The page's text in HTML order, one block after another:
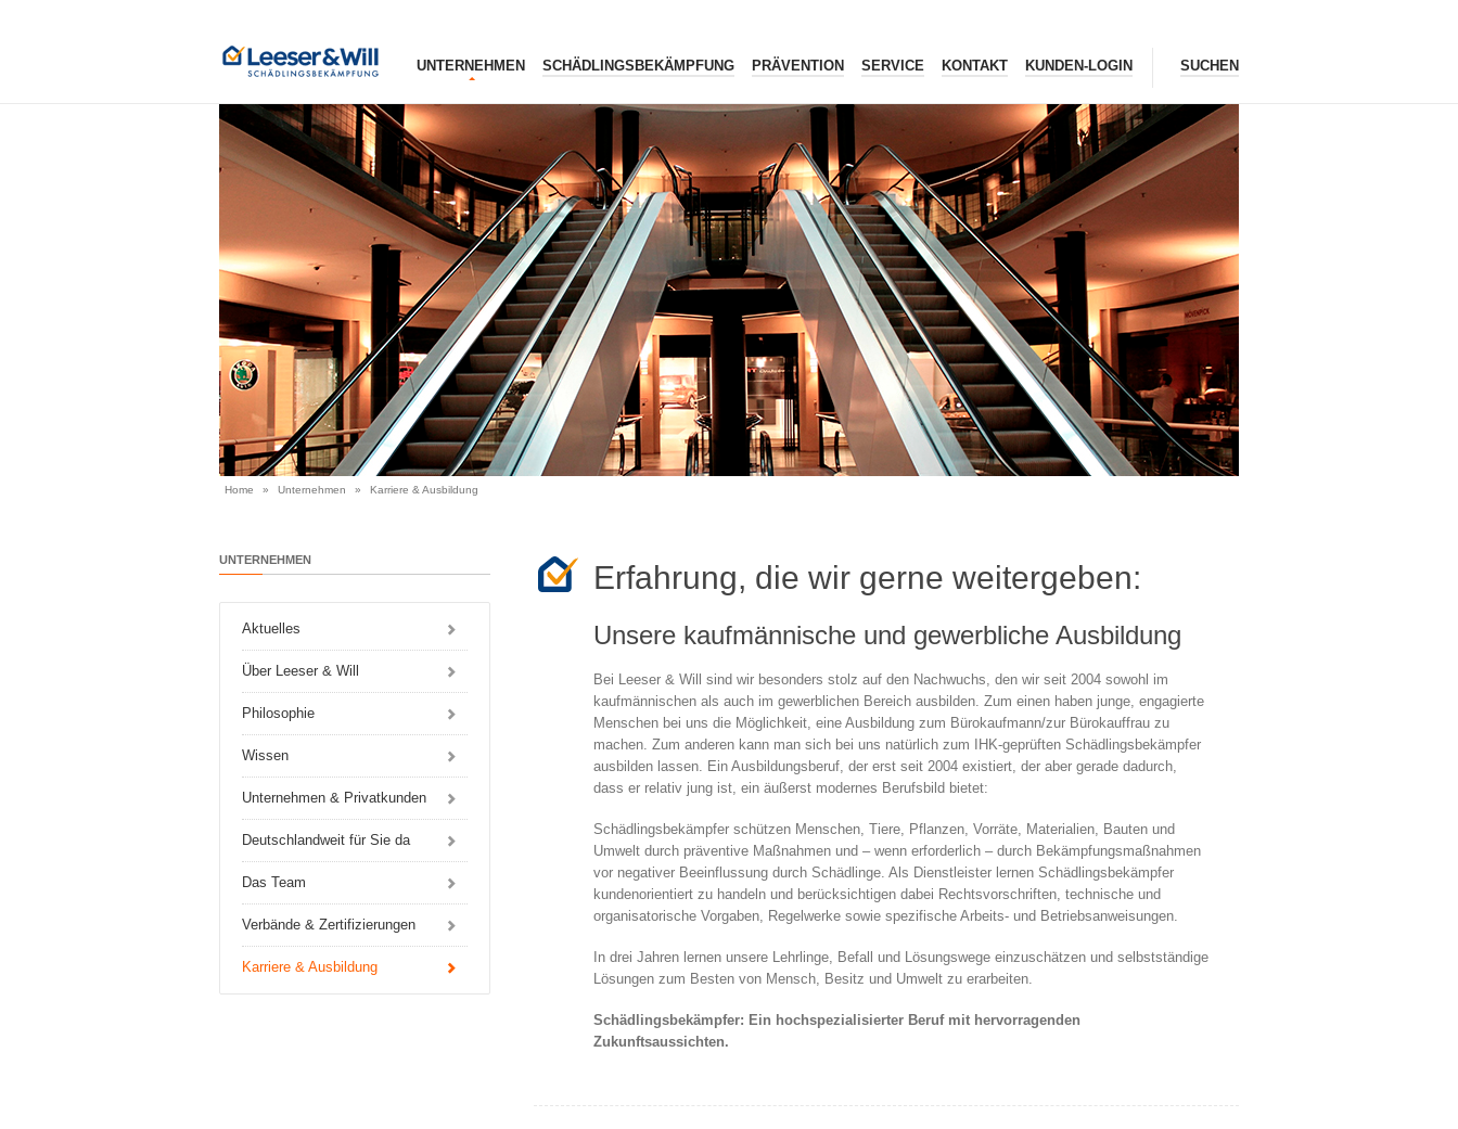
UNTERNEHMEN SCHÄDLINGSBEKÄMPFUNG PRÄVENTION SERVICE KONTAKT KUNDEN-LOGIN SUCHEN
Home » Unternehmen » Karriere & Ausbildung
Erfahrung, die wir gerne weitergeben:
Unsere kaufmännische und gewerbliche Ausbildung
Bei Leeser & Will sind wir besonders stolz auf den Nachwuchs, den wir seit 2004 sowohl im
kaufmännischen als auch im gewerblichen Bereich ausbilden. Zum einen haben junge, engagierte
Menschen bei uns die Möglichkeit, eine Ausbildung zum Bürokaufmann/zur Bürokauffrau zu
machen. Zum anderen kann man sich bei uns natürlich zum IHK-geprüften Schädlingsbekämpfer
ausbilden lassen. Ein Ausbildungsberuf, der erst seit 2004 existiert, der aber gerade dadurch,
dass er relativ jung ist, ein äußerst modernes Berufsbild bietet:
Schädlingsbekämpfer schützen Menschen, Tiere, Pflanzen, Vorräte, Materialien, Bauten und
Umwelt durch präventive Maßnahmen und – wenn erforderlich – durch Bekämpfungsmaßnahmen
vor negativer Beeinflussung durch Schädlinge. Als Dienstleister lernen Schädlingsbekämpfer
kundenorientiert zu handeln und berücksichtigen dabei Rechtsvorschriften, technische und
organisatorische Vorgaben, Regelwerke sowie spezifische Arbeits- und Betriebsanweisungen.
In drei Jahren lernen unsere Lehrlinge, Befall und Lösungswege einzuschätzen und selbstständige
Lösungen zum Besten von Mensch, Besitz und Umwelt zu erarbeiten.
Schädlingsbekämpfer: Ein hochspezialisierter Beruf mit hervorragenden
Zukunftsaussichten.
UNTERNEHMEN
Aktuelles
Über Leeser & Will
Philosophie
Wissen
Unternehmen & Privatkunden
Deutschlandweit für Sie da
Das Team
Verbände & Zertifizierungen
Karriere & Ausbildung